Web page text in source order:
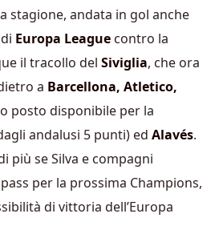
stagione, andata in gol anche
Europa League contro la
il tracollo del Siviglia, che ora
a Barcellona, Atletico,
posto disponibile per la
andalusi 5 punti) ed Alavés.
più se Silva e compagni
per la prossima Champions,
di vittoria dell’Europa